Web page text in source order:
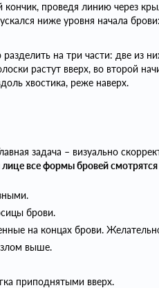
проведя линию через
ниже уровня начала
на три части: две из
растут вверх, во второй
хвостика, реже наверх.
задача – визуально
все формы бровей
брови.
на концах брови.
выше.
приподнятыми вверх.